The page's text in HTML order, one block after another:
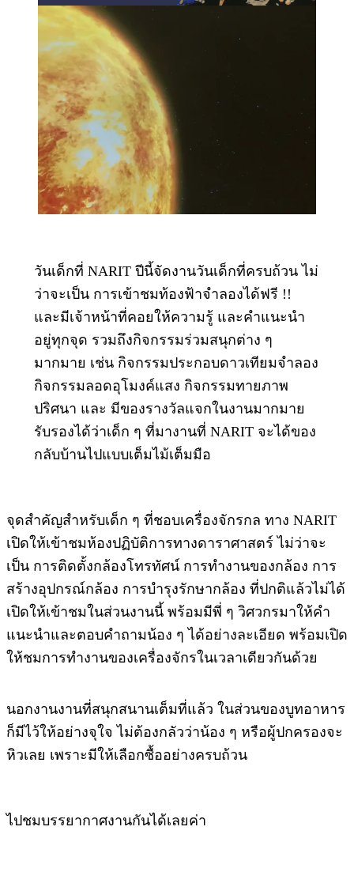
วันเด็กที่ NARIT ปีนี้จัดงานวันเด็กที่ครบถ้วน ไม่
ว่าจะเป็น การเข้าชมท้องฟ้าจำลองได้ฟรี !!
และมีเจ้าหน้าที่คอยให้ความรู้ และคำแนะนำ
อยู่ทุกจุด รวมถึงกิจกรรมร่วมสนุกต่าง ๆ
มากมาย เช่น กิจกรรมประกอบดาวเทียมจำลอง
กิจกรรมลอดอุโมงค์แสง กิจกรรมทายภาพ
ปริศนา และ มีของรางวัลแจกในงานมากมาย
รับรองได้ว่าเด็ก ๆ ที่มางานที่ NARIT จะได้ของ
กลับบ้านไปแบบเต็มไม้เต็มมือ
จุดสำคัญสำหรับเด็ก ๆ ที่ชอบเครื่องจักรกล ทาง NARIT
เปิดให้เข้าชมห้องปฏิบัติการทางดาราศาสตร์ ไม่ว่าจะ
เป็น การติดตั้งกล้องโทรทัศน์ การทำงานของกล้อง การ
สร้างอุปกรณ์กล้อง การบำรุงรักษากล้อง ที่ปกติแล้วไม่ได้
เปิดให้เข้าชมในส่วนงานนี้ พร้อมมีพี่ ๆ วิศวกรมาให้คำ
แนะนำและตอบคำถามน้อง ๆ ได้อย่างละเอียด พร้อมเปิด
ให้ชมการทำงานของเครื่องจักรในเวลาเดียวกันด้วย
นอกงานงานที่สนุกสนานเต็มที่แล้ว ในส่วนของบูทอาหาร
ก็มีไว้ให้อย่างจุใจ ไม่ต้องกลัวว่าน้อง ๆ หรือผู้ปกครองจะ
หิวเลย เพราะมีให้เลือกซื้ออย่างครบถ้วน
ไปชมบรรยากาศงานกันได้เลยค่า